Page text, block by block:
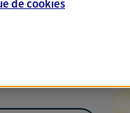
decookies